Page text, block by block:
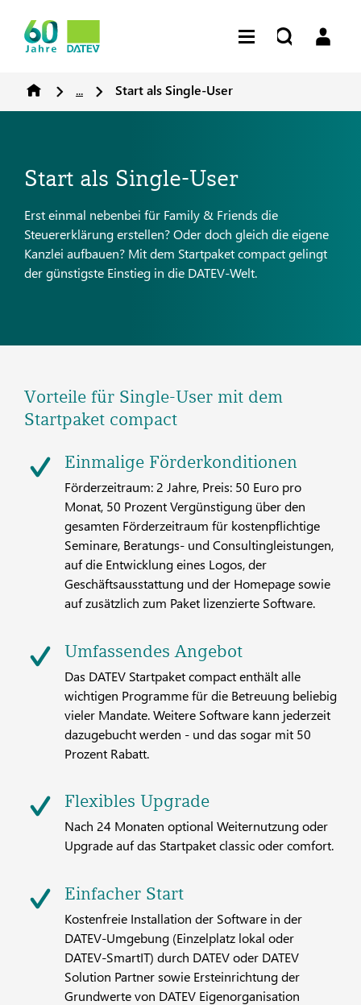
... Start als Single-User
Start als Single-User
Erst einmal nebenbei für Family & Friends die
Steuererklärung erstellen? Oder doch gleich die eigene
Kanzlei aufbauen? Mit dem Startpaket compact gelingt
der günstigste Einstieg in die DATEV-Welt.
Vorteile für Single-User mit dem
Startpaket compact
Einmalige Förderkonditionen
Förderzeitraum: 2 Jahre, Preis: 50 Euro pro
Monat, 50 Prozent Vergünstigung über den
gesamten Förderzeitraum für kostenpflichtige
Seminare, Beratungs- und Consultingleistungen,
auf die Entwicklung eines Logos, der
Geschäftsausstattung und der Homepage sowie
auf zusätzlich zum Paket lizenzierte Software.
Umfassendes Angebot
Das DATEV Startpaket compact enthält alle
wichtigen Programme für die Betreuung beliebig
vieler Mandate. Weitere Software kann jederzeit
dazugebucht werden - und das sogar mit 50
Prozent Rabatt.
Flexibles Upgrade
Nach 24 Monaten optional Weiternutzung oder
Upgrade auf das Startpaket classic oder comfort.
Einfacher Start
Kostenfreie Installation der Software in der
DATEV-Umgebung (Einzelplatz lokal oder
DATEV-SmartIT) durch DATEV oder DATEV
Solution Partner sowie Ersteinrichtung der
Grundwerte von DATEV Eigenorganisation